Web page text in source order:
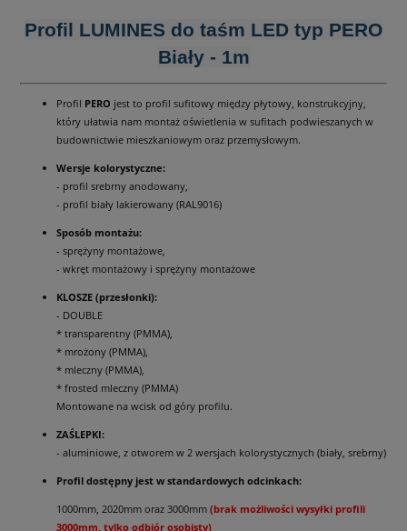
Profil LUMINES do taśm LED typ PERO
Biały - 1m
Profil PERO jest to profil sufitowy między płytowy, konstrukcyjny,
który ułatwia nam montaż oświetlenia w sufitach podwieszanych w
budownictwie mieszkaniowym oraz przemysłowym.
Wersje kolorystyczne:
- profil srebrny anodowany,
- profil biały lakierowany (RAL9016)
Sposób montażu:
- sprężyny montażowe,
- wkręt montażowy i sprężyny montażowe
KLOSZE (przesłonki):
- DOUBLE
* transparentny (PMMA),
* mrożony (PMMA),
* mleczny (PMMA),
* frosted mleczny (PMMA)
Montowane na wcisk od góry profilu.
ZAŚLEPKI:
- aluminiowe, z otworem w 2 wersjach kolorystycznych (biały, srebrny)
Profil dostępny jest w standardowych odcinkach:
1000mm, 2020mm oraz 3000mm (brak możliwości wysyłki profili
3000mm, tylko odbiór osobisty)